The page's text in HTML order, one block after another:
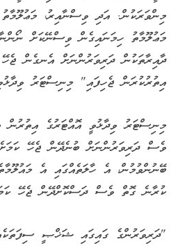
މިންވަރަކުން. އަދި ވިސްނާއިރު،
މަޢުލޫމާތު ހިމަނައިގެން ވިސްނޭކަށް
ދާއިރާތަކުން ދަރިވަރުންނަށް އެނގެން
އިތުރުކުރަން ޖެހިފައި" މިނިސްޓަރު
މިނިސްޓަރު ވިދާޅުވީ އޮއްޓަރުގެ
ވެސް ދަރިވަރުންނަށް ބުނެދޭން ޖެހޭ
ބޭނުންވުމުން، އެ ހާލަތެއްގައި އެ
ކުރާނެ ގޮތް ވެސް ދަސްކޮށްދޭން ޖެހޭ
"ދަރިވަރުންގެ ގައިގައި ޝަޚްޞީ